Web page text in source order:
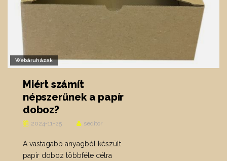
Webáruházak
Miért számít
népszerűnek a papír
doboz?
2024-11-25 seditor
A vastagabb anyagból készült
papír doboz többféle célra